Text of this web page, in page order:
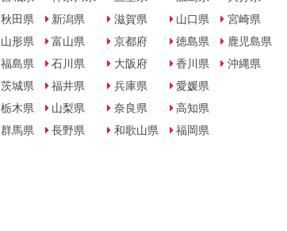
秋田県
山形県
福島県
茨城県
栃木県
群馬県
新潟県
富山県
石川県
福井県
山梨県
長野県
滋賀県
京都府
大阪府
兵庫県
奈良県
和歌山県
山口県
徳島県
香川県
愛媛県
高知県
福岡県
宮崎県
鹿児島県
沖縄県